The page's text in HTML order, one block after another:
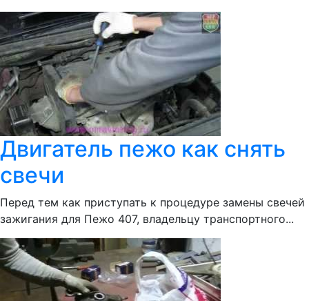
Двигатель пежо как снять
свечи
Перед тем как приступать к процедуре замены свечей
зажигания для Пежо 407, владельцу транспортного...